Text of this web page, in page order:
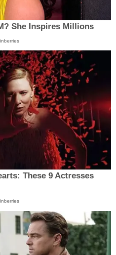
She Inspires Millions
These 9 Actresses